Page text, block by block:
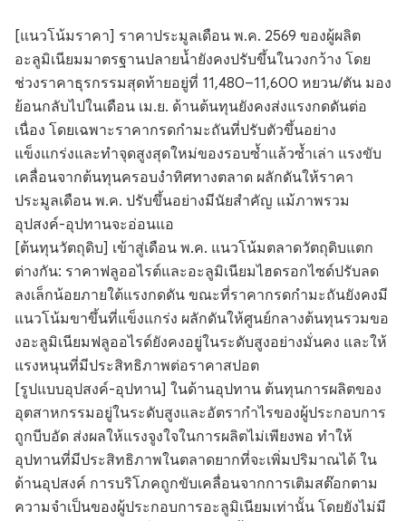
[แนวโน้มราคา] ราคาประมูลเดือน พ.ค. 2569 ของผู้ผลิต
อะลูมิเนียมมาตรฐานปลายน้ำยังคงปรับขึ้นในวงกว้าง โดย
ช่วงราคาธุรกรรมสุดท้ายอยู่ที่ 11,480–11,600 หยวน/ตัน มอง
ย้อนกลับไปในเดือน เม.ย. ด้านต้นทุนยังคงส่งแรงกดดันต่อ
เนื่อง โดยเฉพาะราคากรดกำมะถันที่ปรับตัวขึ้นอย่าง
แข็งแกร่งและทำจุดสูงสุดใหม่ของรอบซ้ำแล้วซ้ำเล่า แรงขับ
เคลื่อนจากต้นทุนครอบงำทิศทางตลาด ผลักดันให้ราคา
ประมูลเดือน พ.ค. ปรับขึ้นอย่างมีนัยสำคัญ แม้ภาพรวม
อุปสงค์-อุปทานจะอ่อนแอ
[ต้นทุนวัตถุดิบ] เข้าสู่เดือน พ.ค. แนวโน้มตลาดวัตถุดิบแตก
ต่างกัน: ราคาฟลูออไรต์และอะลูมิเนียมไฮดรอกไซด์ปรับลด
ลงเล็กน้อยภายใต้แรงกดดัน ขณะที่ราคากรดกำมะถันยังคงมี
แนวโน้มขาขึ้นที่แข็งแกร่ง ผลักดันให้ศูนย์กลางต้นทุนรวมขอ
งอะลูมิเนียมฟลูออไรด์ยังคงอยู่ในระดับสูงอย่างมั่นคง และให้
แรงหนุนที่มีประสิทธิภาพต่อราคาสปอต
[รูปแบบอุปสงค์-อุปทาน] ในด้านอุปทาน ต้นทุนการผลิตของ
อุตสาหกรรมอยู่ในระดับสูงและอัตรากำไรของผู้ประกอบการ
ถูกบีบอัด ส่งผลให้แรงจูงใจในการผลิตไม่เพียงพอ ทำให้
อุปทานที่มีประสิทธิภาพในตลาดยากที่จะเพิ่มปริมาณได้ ใน
ด้านอุปสงค์ การบริโภคถูกขับเคลื่อนจากการเติมสต๊อกตาม
ความจำเป็นของผู้ประกอบการอะลูมิเนียมเท่านั้น โดยยังไม่มี